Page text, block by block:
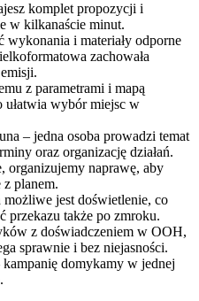
komplet propozycji i
w kilkanaście minut.
wykonania i materiały odporne
zachowała
z parametrami i mapą
ułatwia wybór miejsc w
– jedna osoba prowadzi temat
oraz organizację działań.
organizujemy naprawę, aby
z planem.
jest doświetlenie, co
przekazu także po zmroku.
z doświadczeniem w OOH,
sprawnie i bez niejasności.
domykamy w jednej